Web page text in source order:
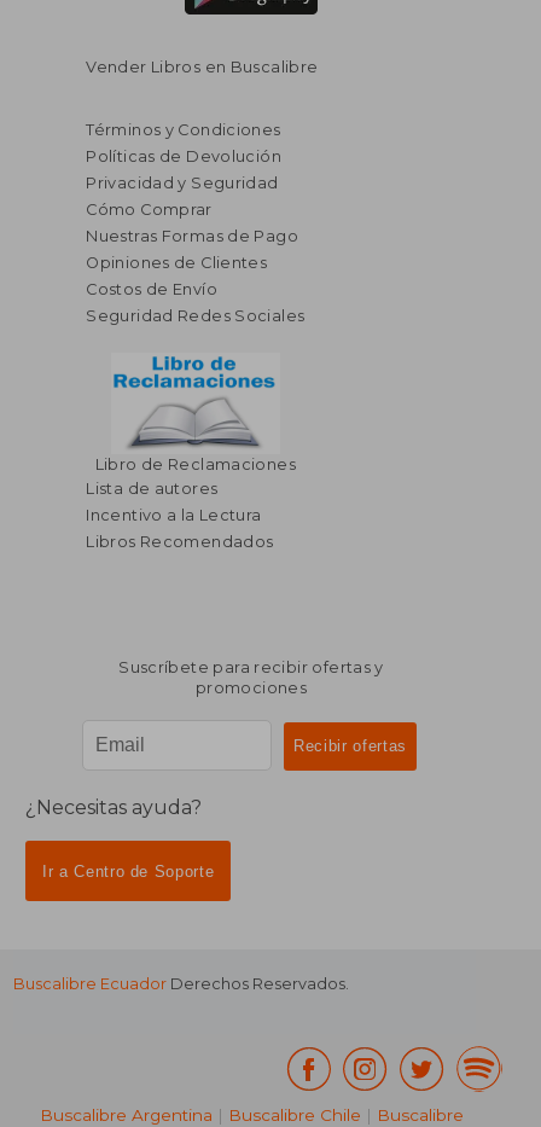
Vender Libros en Buscalibre
Términos y Condiciones
Políticas de Devolución
Privacidad y Seguridad
Cómo Comprar
Nuestras Formas de Pago
Opiniones de Clientes
Costos de Envío
Seguridad Redes Sociales
Libro de Reclamaciones
Lista de autores
Incentivo a la Lectura
Libros Recomendados
Suscríbete para recibir ofertas y
promociones
¿Necesitas ayuda?
Ir a Centro de Soporte
Buscalibre Ecuador Derechos Reservados.
Buscalibre Argentina | Buscalibre Chile | Buscalibre